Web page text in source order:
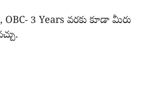
OBC- 3 Years వరకు కూడా మీరు